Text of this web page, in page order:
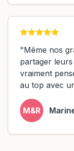
"Même nos
partager
vraiment
au top avec
M&R